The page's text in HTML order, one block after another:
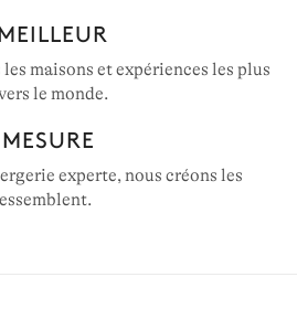
maisons et expériences les plus
le monde.
experte, nous créons les